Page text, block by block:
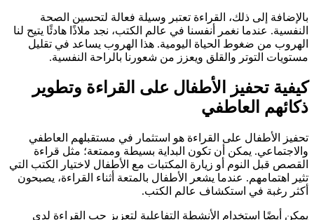
بالإضافة إلى ذلك، القراءة تعتبر وسيلة فعالة لتحسين الصحة
النفسية. عندما نغمر أنفسنا في عالم الكتب، نجد ملاذًا هادئًا يتيح لنا
الهروب من ضغوط الحياة اليومية. هذا الهروب يساعد في تقليل
مستويات التوتر والقلق ويعزز من شعورنا بالراحة النفسية.
كيفية تحفيز الأطفال على القراءة وتطوير
ذكائهم العاطفي
تحفيز الأطفال على القراءة هو استثمار في مستقبلهم العاطفي
والاجتماعي. يمكن أن تكون البداية بسيطة وممتعة؛ مثل قراءة
القصص قبل النوم أو زيارة المكتبات مع الأطفال لاختيار الكتب التي
تثير اهتمامهم. عندما يشعر الأطفال بالمتعة أثناء القراءة، يصبحون
أكثر رغبة في استكشاف عالم الكتب.
يمكن أيضًا استخدام الأنشطة التفاعلية لتعزيز حب القراءة لدى